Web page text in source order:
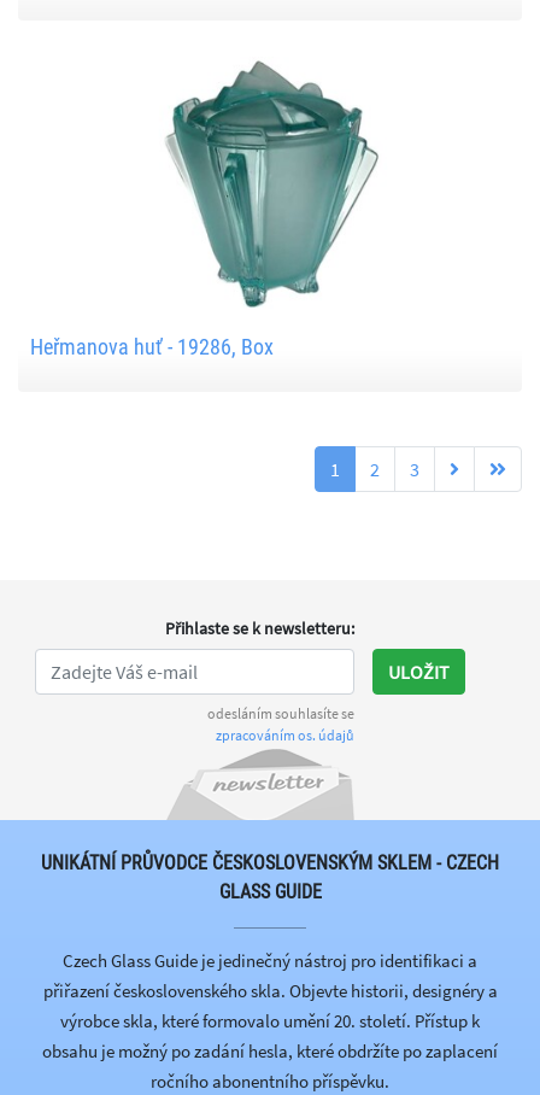
Heřmanova huť - 19286, Box
1 2 3
Přihlaste se k newsletteru:
odesláním souhlasíte se
zpracováním os. údajů
ULOŽIT
UNIKÁTNÍ PRŮVODCE ČESKOSLOVENSKÝM SKLEM - CZECH
GLASS GUIDE
Czech Glass Guide je jedinečný nástroj pro identifikaci a
přiřazení československého skla. Objevte historii, designéry a
výrobce skla, které formovalo umění 20. století. Přístup k
obsahu je možný po zadání hesla, které obdržíte po zaplacení
ročního abonentního příspěvku.